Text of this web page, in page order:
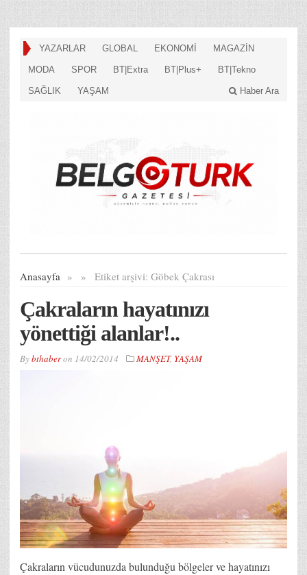
YAZARLAR GLOBAL EKONOMİ MAGAZİN
MODA SPOR BT|Extra BT|Plus+ BT|Tekno
SAĞLIK YAŞAM Haber Ara
Anasayfa » Etiket arşivi:
» Göbek Çakrası
Çakraların hayatınızı
yönettiği alanlar!..
Bybthaberon 14/02/2014 MANŞET, YAŞAM
Çakraların vücudunuzda bulunduğu bölgeler ve hayatınızı